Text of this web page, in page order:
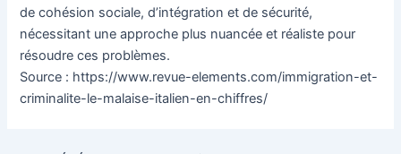
de cohésion sociale, d’intégration et de sécurité,
nécessitant une approche plus nuancée et réaliste pour
résoudre ces problèmes.
Source : https://www.revue-elements.com/immigration-et-
criminalite-le-malaise-italien-en-chiffres/